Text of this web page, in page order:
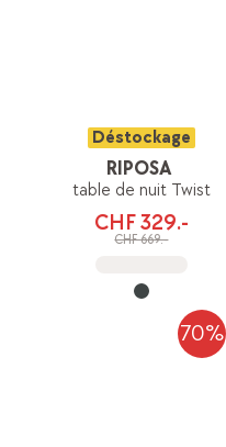
Déstockage
RIPOSA
table de nuit Twist
CHF 329.-
CHF 669.-
70%